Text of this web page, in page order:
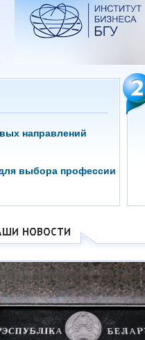
направлений
выбора профессии